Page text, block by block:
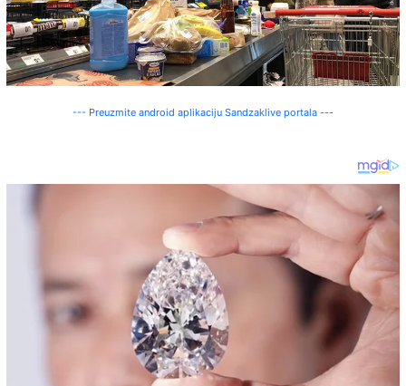
--- Preuzmite android aplikaciju Sandzaklive portala ---